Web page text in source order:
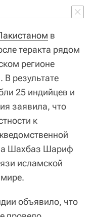
в
теракта рядом
регионе
В результате
25 индийцев и
заявила, что
к
Шахбаз Шариф
исламской
объявило, что